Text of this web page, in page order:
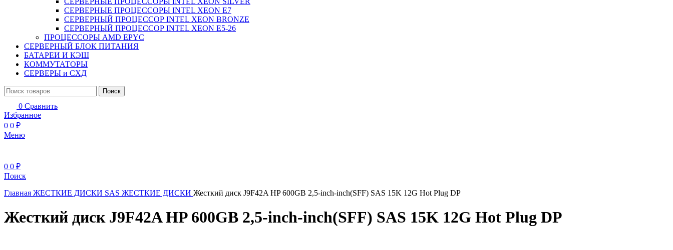
СЕРВЕРНЫЕ ПРОЦЕССОРЫ INTEL XEON Е7
СЕРВЕРНЫЙ ПРОЦЕССОР INTEL XEON BRONZE
СЕРВЕРНЫЙ ПРОЦЕССОР INTEL XEON Е5-26
ПРОЦЕССОРЫ AMD EPYC
СЕРВЕРНЫЙ БЛОК ПИТАНИЯ
БАТАРЕИ И КЭШ
КОММУТАТОРЫ
СЕРВЕРЫ и СХД
Поиск
0 Сравнить
Избранное
0 0 ₽
Меню
0 0 ₽
Поиск
Главная ЖЕСТКИЕ ДИСКИ SAS ЖЕСТКИЕ ДИСКИ Жесткий диск J9F42A HP 600GB 2,5-inch-inch(SFF) SAS 15K 12G Hot Plug DP
Жесткий диск J9F42A HP 600GB 2,5-inch-inch(SFF) SAS 15K 12G Hot Plug DP